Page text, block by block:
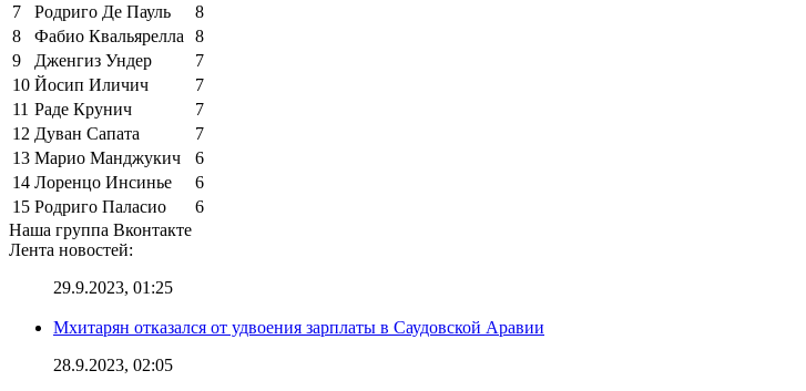
7
Родриго Де Пауль
8
8
Фабио Квальярелла
8
9
Дженгиз Ундер
7
10 Йосип Иличич
7
11 Раде Крунич
7
12 Дуван Сапата
7
13 Марио Манджукич
6
14 Лоренцо Инсинье
6
15 Родриго Паласио
6
Наша группа Вконтакте
Лента новостей:
29.9.2023, 01:25
Мхитарян отказался от удвоения зарплаты в Саудовской Аравии
28.9.2023, 02:05